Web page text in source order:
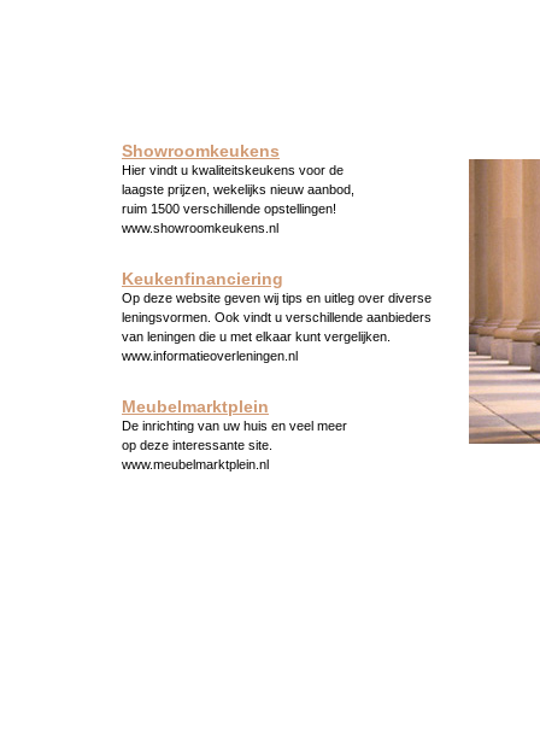
Showroomkeukens
Hier vindt u kwaliteitskeukens voor de
laagste prijzen, wekelijks nieuw aanbod,
ruim 1500 verschillende opstellingen!
www.showroomkeukens.nl
Keukenfinanciering
Op deze website geven wij tips en uitleg over diverse
leningsvormen. Ook vindt u verschillende aanbieders
van leningen die u met elkaar kunt vergelijken.
www.informatieoverleningen.nl
Meubelmarktplein
De inrichting van uw huis en veel meer
op deze interessante site.
www.meubelmarktplein.nl